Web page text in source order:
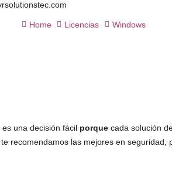
Home Licencias Windows
es una decisión fácil porque cada solución
recomendamos las mejores en seguridad,